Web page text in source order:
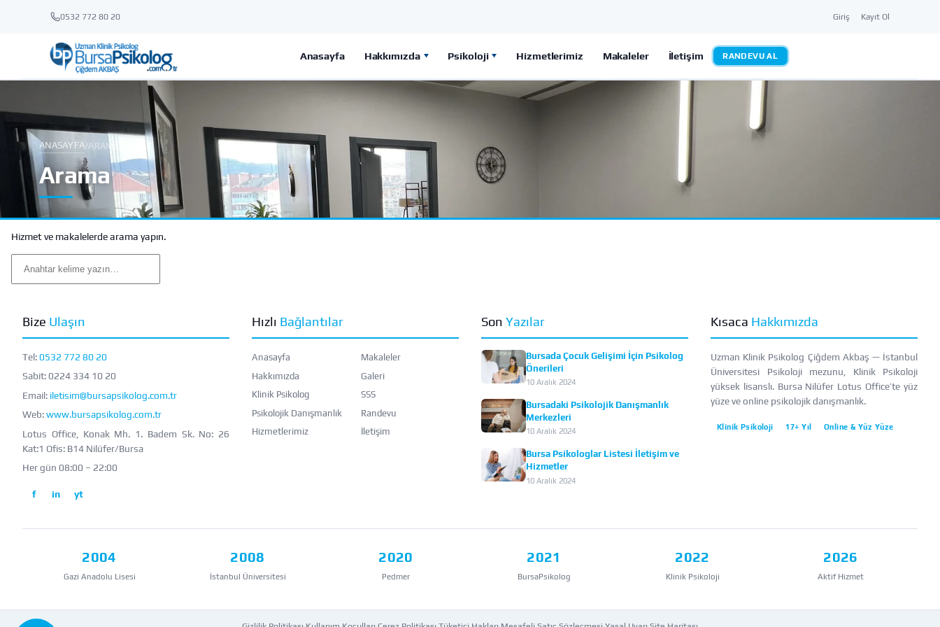
0532 772 80 20 Giriş Kayıt Ol
Anasayfa Hakkımızda Psikoloji Hizmetlerimiz Makaleler İletişim RANDEVU AL
ANASAYFA /ARAMA
Arama
Hizmet ve makalelerde arama yapın.
Bize Ulaşın
Tel:0532 772 80 20
Sabit:0224 334 10 20
Email: iletisim@bursapsikolog.com.tr
Web:www.bursapsikolog.com.tr
Lotus Office, Konak Mh. 1. Badem Sk. No: 26
Kat:1 Ofis: B14 Nilüfer/Bursa
Her gün 08:00 – 22:00
f in yt
Hızlı Bağlantılar
Anasayfa
Hakkımızda
Klinik Psikolog
Psikolojik Danışmanlık
Hizmetlerimiz
Makaleler
Galeri
SSS
Randevu
İletişim
Son Yazılar
Bursada Çocuk Gelişimi İçin Psikolog
Önerileri
10 Aralık 2024
Bursadaki Psikolojik Danışmanlık
Merkezleri
10 Aralık 2024
Bursa Psikologlar Listesi İletişim ve
Hizmetler
10 Aralık 2024
Kısaca Hakkımızda
Uzman Klinik Psikolog Çiğdem Akbaş — İstanbul
Üniversitesi Psikoloji mezunu, Klinik Psikoloji
yüksek lisanslı. Bursa Nilüfer Lotus Office’te yüz
yüze ve online psikolojik danışmanlık.
Klinik Psikoloji 17+ Yıl Online & Yüz Yüze
2004
Gazi Anadolu Lisesi
2008
İstanbul Üniversitesi
2020
Pedmer
2021
BursaPsikolog
2022
Klinik Psikoloji
2026
Aktif Hizmet